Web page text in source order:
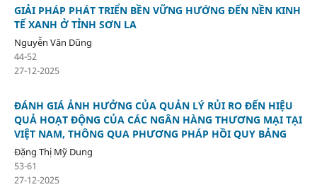
GIẢI PHÁP PHÁT TRIỂN BỀN VỮNG HƯỚNG ĐẾN NỀN KINH
TẾ XANH Ở TỈNH SƠN LA
Nguyễn Văn Dũng
44-52
27-12-2025
ĐÁNH GIÁ ẢNH HƯỞNG CỦA QUẢN LÝ RỦI RO ĐẾN HIỆU
QUẢ HOẠT ĐỘNG CỦA CÁC NGÂN HÀNG THƯƠNG MẠI TẠI
VIỆT NAM, THÔNG QUA PHƯƠNG PHÁP HỒI QUY BẢNG
Đặng Thị Mỹ Dung
53-61
27-12-2025